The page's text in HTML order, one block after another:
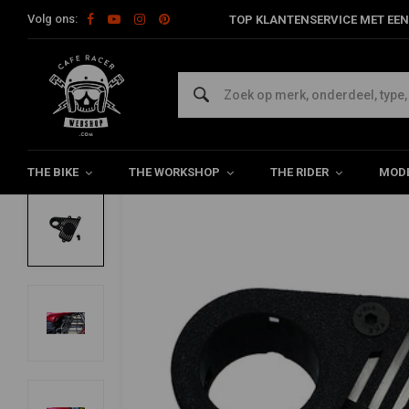
Volg ons: TOP KLANTENSERVICE MET
THE BIKE THE WORKSHOP THE RIDER
Home Model Specifiek BMW BMW K-Series Specials
RAW METAL RACERS
BMW K75/K100 Radiator contactslot